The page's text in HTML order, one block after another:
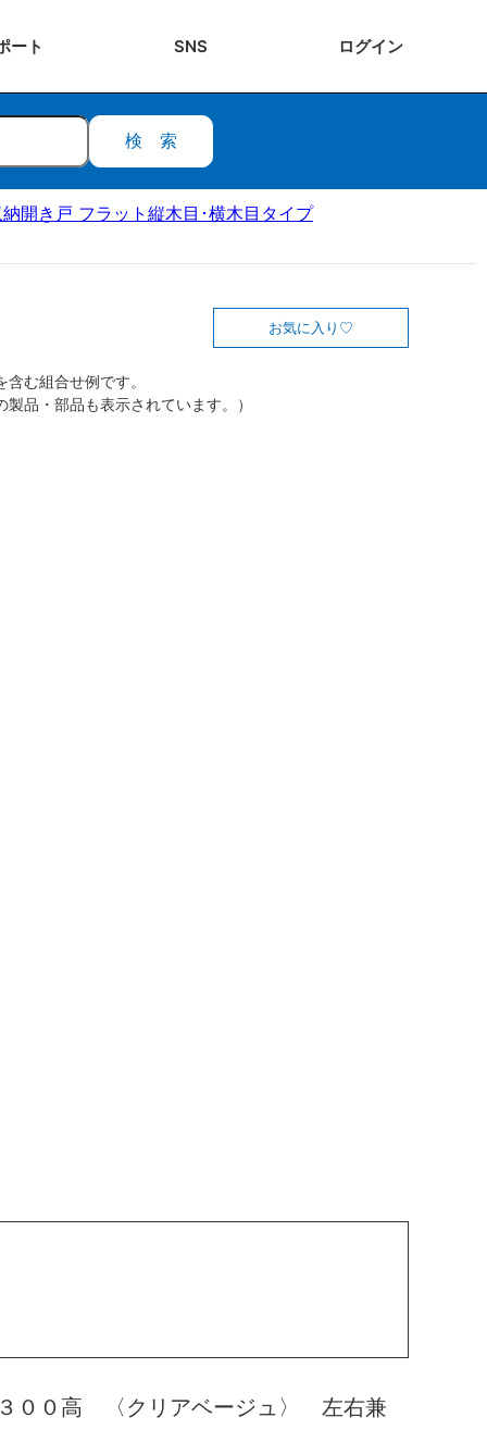
ート SNS ログイン
検索
開き戸 フラット縦木目･横木目タイプ
お気に入り
む組合せ例です。
製品・部品も表示されています。）
０高 〈クリアベージュ〉 左右兼